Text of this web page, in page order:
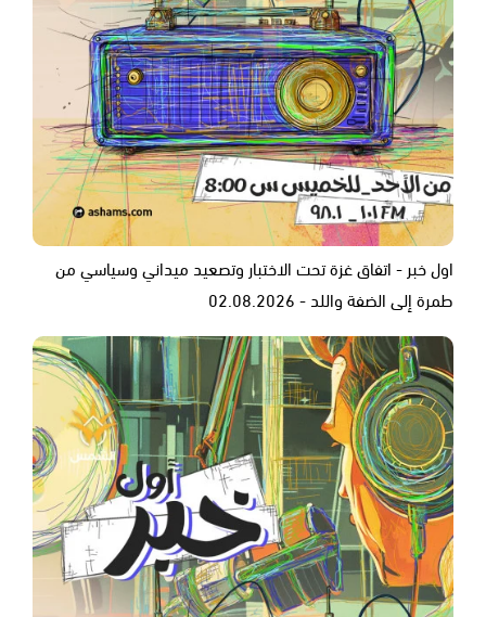
اول خبر - اتفاق غزة تحت الاختبار وتصعيد ميداني وسياسي من
طمرة إلى الضفة واللد - 02.08.2026